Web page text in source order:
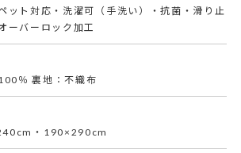
ット対応・洗濯可（手洗い）・抗菌・滑り止
ーバーロック加工
％ 裏地：不織布
・190×290cm